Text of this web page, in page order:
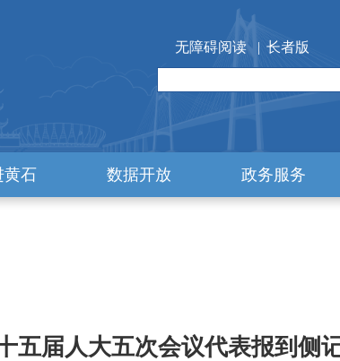
无障碍阅读 | 长者版
黄石 数据开放 政务服务
届人大五次会议代表报到侧